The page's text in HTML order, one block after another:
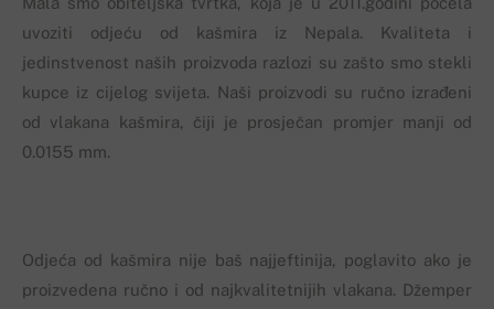
uvoziti odjeću od kašmira iz Nepala. Kvaliteta i
jedinstvenost naših proizvoda razlozi su zašto smo stekli
kupce iz cijelog svijeta. Naši proizvodi su ručno izrađeni
od vlakana kašmira, čiji je prosječan promjer manji od
0.0155 mm.
Odjeća od kašmira nije baš najjeftinija, poglavito ako je
proizvedena ručno i od najkvalitetnijih vlakana. Džemper